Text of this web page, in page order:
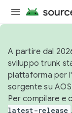
A partire dal
sviluppo trunk
piattaforma per
sorgente su
Per compilare e
latest-release